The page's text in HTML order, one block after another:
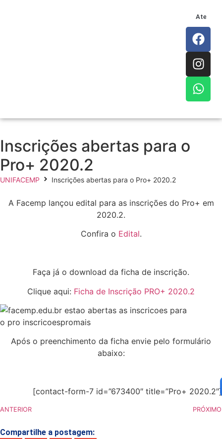
Inscrições abertas para o
Pro+ 2020.2
UNIFACEMP Inscrições abertas para o Pro+ 2020.2
A Facemp lançou edital para as inscrições do Pro+ em
2020.2.
Confira o Edital.
Faça já o download da ficha de inscrição.
Clique aqui: Ficha de Inscrição PRO+ 2020.2
Após o preenchimento da ficha envie pelo formulário
abaixo:
[contact-form-7 id=”673400″ title=”Pro+ 2020.2″]
ANTERIOR PRÓXIMO
Compartilhe a postagem: